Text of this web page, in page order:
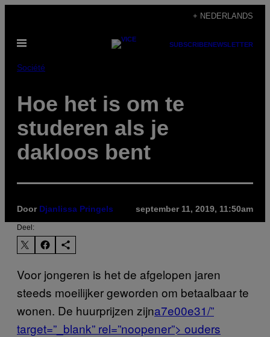
de
inhoud
+ NEDERLANDS
Open
SUBSCRIBENEWSLETTER
Société
Hoe het is om te
studeren als je
dakloos bent
Door Djanlissa Pringels september 11, 2019, 11:50am
Deel:
Voor jongeren is het de afgelopen jaren
steeds moeilijker geworden om betaalbaar te
wonen. De huurprijzen zijna7e00e31/”
target=”_blank” rel=”noopener”> ouders